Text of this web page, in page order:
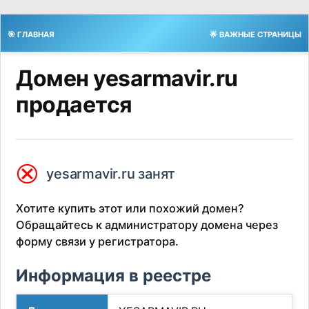
🎯 ГЛАВНАЯ 🌟 ВАЖНЫЕ СТРАНИЦЫ
Домен yesarmavir.ru
продается
⮿ yesarmavir.ru занят
Хотите купить этот или похожий домен?
Обращайтесь к администратору домена через
форму связи у регистратора.
Информация в реестре